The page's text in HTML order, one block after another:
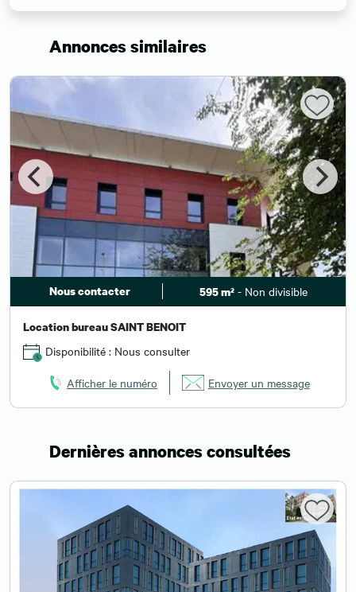
Annonces similaires
Nous contacter 595 m²- Non divisible
Location bureau SAINT BENOIT
Disponibilité : Nous consulter
Afficher le numéro Envoyer un message
Dernières annonces consultées